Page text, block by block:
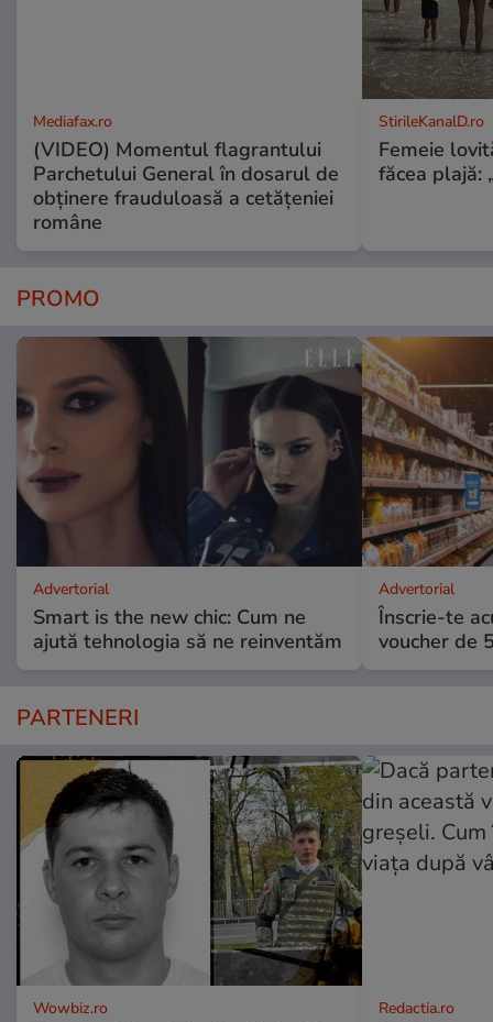
Mediafax.ro
(VIDEO) Momentul flagrantului
Parchetului General în dosarul de
obținere frauduloasă a cetățeniei
române
StirileKanalD.ro
Femeie
făcea plajă:
PROMO
Advertorial
Smart is the new chic: Cum ne
ajută tehnologia să ne reinventăm
Advertorial
Înscrie-te
voucher de
PARTENERI
Wowbiz.ro Redactia.ro